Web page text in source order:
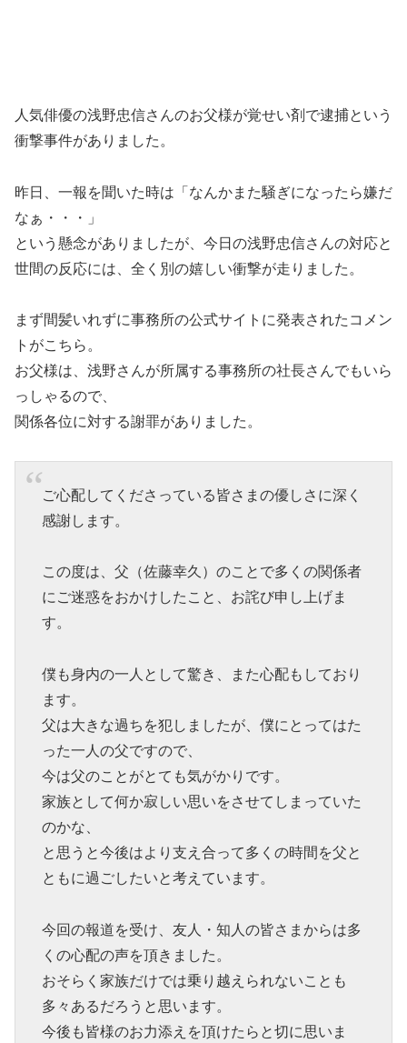
人気俳優の浅野忠信さんのお父様が覚せい剤で逮捕という
衝撃事件がありました。
昨日、一報を聞いた時は「なんかまた騒ぎになったら嫌だ
なぁ・・・」
という懸念がありましたが、今日の浅野忠信さんの対応と
世間の反応には、全く別の嬉しい衝撃が走りました。
まず間髪いれずに事務所の公式サイトに発表されたコメン
トがこちら。
お父様は、浅野さんが所属する事務所の社長さんでもいら
っしゃるので、
関係各位に対する謝罪がありました。
ご心配してくださっている皆さまの優しさに深く
感謝します。
この度は、父（佐藤幸久）のことで多くの関係者
にご迷惑をおかけしたこと、お詫び申し上げま
す。
僕も身内の一人として驚き、また心配もしており
ます。
父は大きな過ちを犯しましたが、僕にとってはた
った一人の父ですので、
今は父のことがとても気がかりです。
家族として何か寂しい思いをさせてしまっていた
のかな、
と思うと今後はより支え合って多くの時間を父と
ともに過ごしたいと考えています。
今回の報道を受け、友人・知人の皆さまからは多
くの心配の声を頂きました。
おそらく家族だけでは乗り越えられないことも
多々あるだろうと思います。
今後も皆様のお力添えを頂けたらと切に思いま